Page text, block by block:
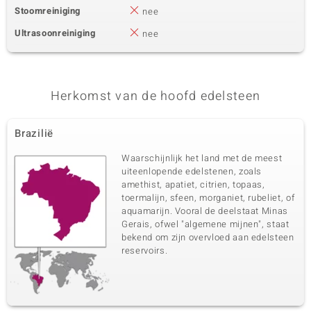
Stoomreiniging
nee
Ultrasoonreiniging
nee
Herkomst van de hoofd edelsteen
Brazilië
Waarschijnlijk het land met de meest
uiteenlopende edelstenen, zoals
amethist, apatiet, citrien, topaas,
toermalijn, sfeen, morganiet, rubeliet, of
aquamarijn. Vooral de deelstaat Minas
Gerais, ofwel "algemene mijnen", staat
bekend om zijn overvloed aan edelsteen
reservoirs.